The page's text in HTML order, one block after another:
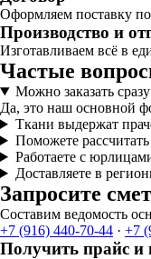
Оформляем поставку
Производство и
Изготавливаем всё в
Частые
Можно заказать
Да, это наш основной
Ткани выдержат
Поможете
Работаете с
Доставляете в
Запросите
Составим ведомость
+7 (916) 440-70-44 · +7
Получить прайс и